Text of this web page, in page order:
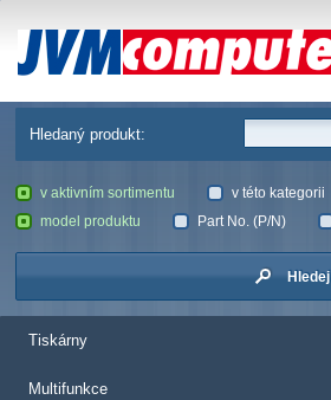
JVM Computers
Hledaný produkt:
v aktivním sortimentu
v této kategorii
model produktu
Part No. (P/N)
Hledej
Tiskárny
Multifunkce